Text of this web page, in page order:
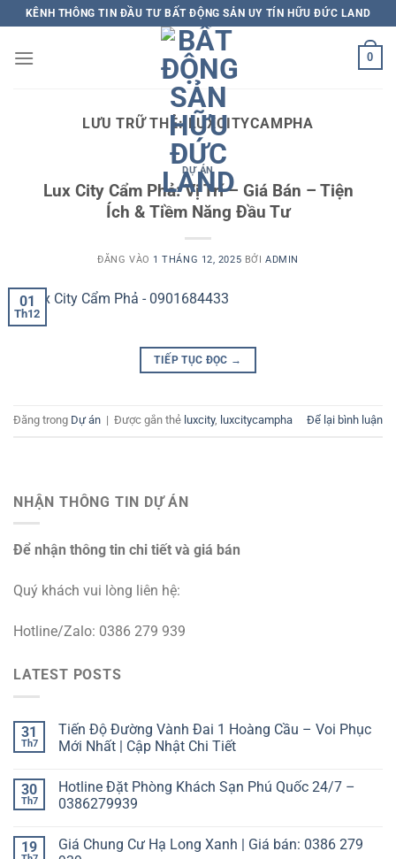
qua
nội
KÊNH THÔNG TIN ĐẦU TƯ BẤT ĐỘNG SẢN UY TÍN HỮU ĐỨC LAND
0
LƯU TRỮ THẺ: LUXCITYCAMPHA
DỰ ÁN
Lux City Cẩm Phả: Vị Trí – Giá Bán – Tiện
Ích & Tiềm Năng Đầu Tư
ĐĂNG VÀO 1 THÁNG 12, 2025 BỞI ADMIN
01
Th12
TIẾP TỤC ĐỌC →
Đăng trong Dự án | Được gắn thẻ luxcity, luxcitycampha Để lại bình luận
NHẬN THÔNG TIN DỰ ÁN
Để nhận thông tin chi tiết và giá bán
Quý khách vui lòng liên hệ:
Hotline/Zalo: 0386 279 939
LATEST POSTS
31
Th7
Tiến Độ Đường Vành Đai 1 Hoàng Cầu – Voi Phục
Mới Nhất | Cập Nhật Chi Tiết
30
Th7
Hotline Đặt Phòng Khách Sạn Phú Quốc 24/7 –
0386279939
19
Giá Chung Cư Hạ Long Xanh | Giá bán: 0386 279